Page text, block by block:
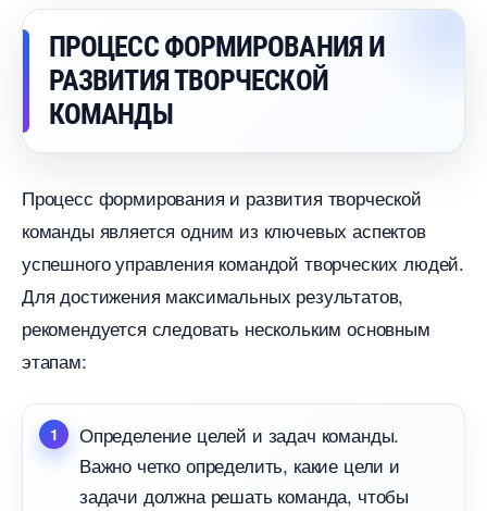
ПРОЦЕСС ФОРМИРОВАНИЯ И
РАЗВИТИЯ ТВОРЧЕСКОЙ
КОМАНДЫ
Процесс формирования и развития творческой
команды является одним из ключевых аспекто
успешного управления командой творческих людей.
Для достижения максимальных результатов,
рекомендуется следовать нескольким основным
этапам:
Определение целей и задач команды.
ажно четко определить, какие цели и
задачи должна решать команда, чтобы